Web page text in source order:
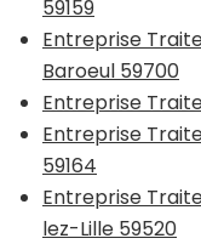
59159
Entreprise
Baroeul 59700
Entreprise
Entreprise
59164
Entreprise
lez-Lille 59520